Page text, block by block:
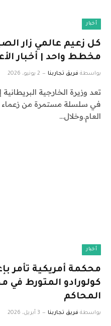
أخبار
مخطط واحد | أخبار
بواسطة فريق تجاربنا 2 يونيو، 2026
تعد وزيرة الخارجية
في سلسلة مستمرة من زعماء
العام.وخلال…
أخبار
محكمة أمريكية تأمر
كولورادو المتورط في
المحاكم
بواسطة فريق تجاربنا 3 أبريل، 2026